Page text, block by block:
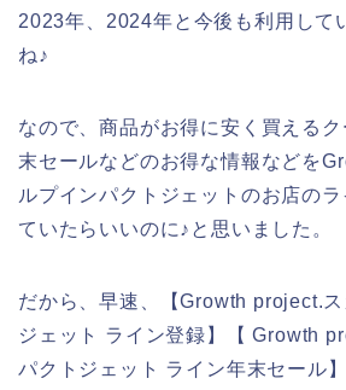
2023年、2024年と今後も利用して
ね♪
なので、商品がお得に安く買える
末セールなどのお得な情報などを
ルプインパクトジェットのお店の
ていたらいいのに♪と思いました。
だから、早速、【Growth project.ス
ジェット ライン登録】【 Growth
パクトジェット ライン年末セール